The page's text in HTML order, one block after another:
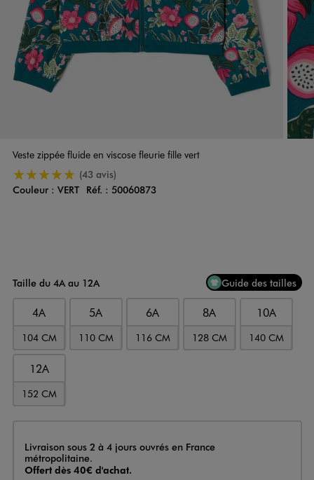
Veste zippée fluide en viscose fleurie fille vert
5/5 de moyenne(43 avis)
Couleur
Couleur : VERT Réf. : 50060873
Taille du 4A au 12A Guide des tailles
4A
104 CM
5A
110 CM
6A
116 CM
8A
128 CM
10A
140 CM
12A
152 CM
Livraison
Livraison sous 2 à 4 jours ouvrés en France
métropolitaine.
Offert dès 40€ d'achat.